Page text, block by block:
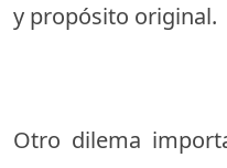
y propósito original.
Otro dilema